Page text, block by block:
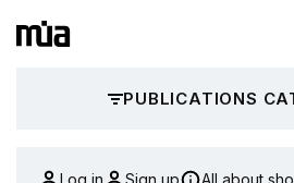
PUBLICATIONS
Log in Sign up All about